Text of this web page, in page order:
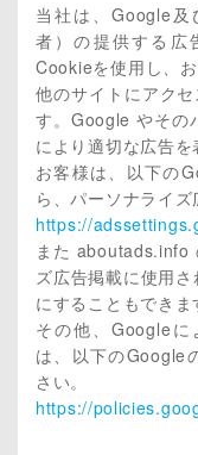
当社は、Google
者）の提供する広
Cookieを使用し、
他のサイトにアク
す。Google やその
により適切な広告を
お客様は、以下の
ら、パーソナライズ
https://
また aboutads.info
ズ広告掲載に使用
にすることもできま
その他、Google
は、以下のGoogle
さい。
https://